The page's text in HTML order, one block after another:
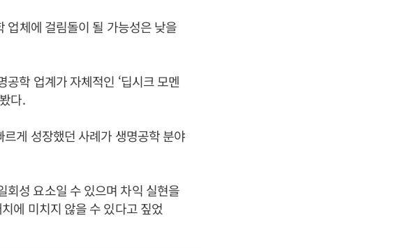
업체에 걸림돌이 될 가능성은 낮을
학 업계가 자체적인 ‘딥시크 모멘
다.
게 성장했던 사례가 생명공학 분야
회성 요소일 수 있으며 차익 실현을
에 미치지 않을 수 있다고 짚었